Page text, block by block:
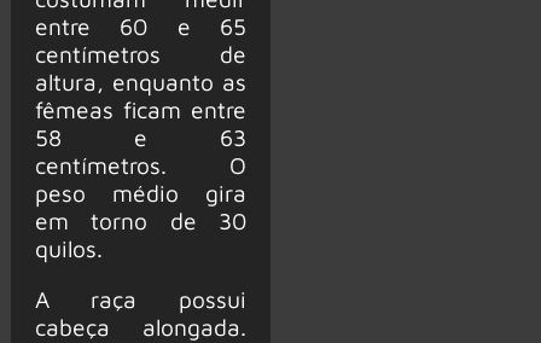
entre 60 e 65
centímetros de
altura, enquanto as
fêmeas ficam entre
58 e 63
centímetros. O
peso médio gira
em torno de 30
quilos.
A raça possui
cabeça alongada.